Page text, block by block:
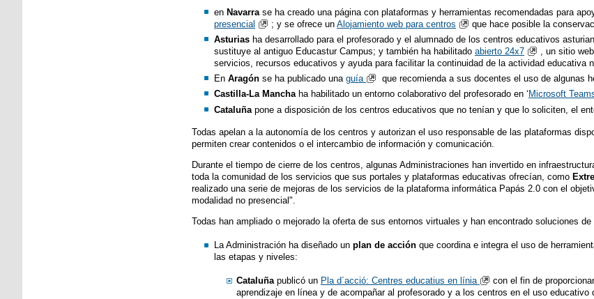
en Navarrase ha creado una página con plataformas y herramientas recomendadas para
presencial
; y se ofrece unAlojamiento web para centros
que hace posible la
Asturiasha desarrollado para el profesorado y el alumnado de los centros educativos
sustituye al antiguo Educastur Campus; y también ha habilitado abierto 24x7
, un sitio
servicios, recursos educativos y ayuda para facilitar la continuidad de la actividad educativa
En Aragónse ha publicado una guía
que recomienda a sus docentes el uso de algunas
Castilla-La Manchaha habilitado un entorno colaborativo del profesorado en ‘ Microsoft
Cataluñapone a disposición de los centros educativos que no tenían y que lo soliciten, el
Todas apelan a la autonomía de los centros y autorizan el uso responsable de las plataformas
permiten crear contenidos o el intercambio de información y comunicación.
Durante el tiempo de cierre de los centros, algunas Administraciones han invertido en
toda la comunidad de los servicios que sus portales y plataformas educativas ofrecían, como
realizado una serie de mejoras de los servicios de la plataforma informática Papás 2.0 con el
modalidad no presencial".
Todas han ampliado o mejorado la oferta de sus entornos virtuales y han encontrado soluciones
La Administración ha diseñado un plan de acciónque coordina e integra el uso de
las etapas y niveles:
Cataluñapublicó un Pla d´acció: Centres educatius en línia
con el fin de
aprendizaje en línea y de acompañar al profesorado y a los centros en el uso